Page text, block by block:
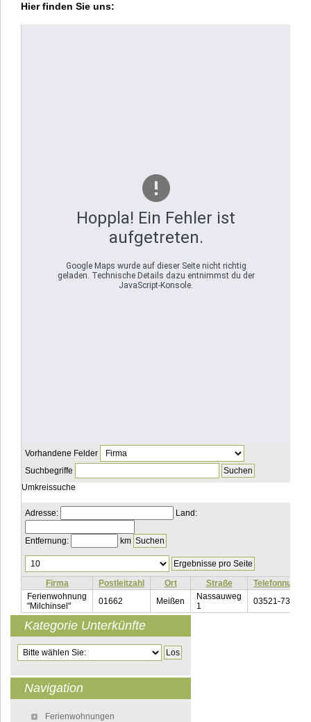
Hier finden Sie uns:
Hoppla! Ein Fehler ist
aufgetreten.
Google Maps wurde auf dieser Seite nicht richtig
geladen. Technische Details dazu entnimmst du der
JavaScript-Konsole.
Vorhandene Felder
Suchbegriffe
Umkreissuche
Adresse: Land:
Entfernung:
km
Ergebnisse
pro
Seite Firma Postleitzahl Ort Straße
Ferienwohnung
"Milchinsel"
01662 Meißen
Nassauweg
1
03521-738160
Kategorie Unterkünfte
Zielseite
Navigation
Ferienwohnungen